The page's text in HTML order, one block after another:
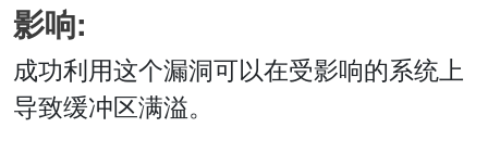
影响:
成功利用这个漏洞可以在受影响的系统上
导致缓冲区满溢。